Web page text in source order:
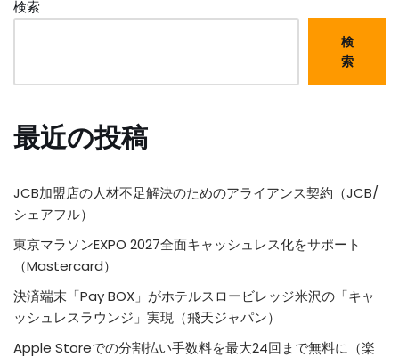
検索
検
索
最近の投稿
JCB加盟店の人材不足解決のためのアライアンス契約（JCB/
シェアフル）
東京マラソンEXPO 2027全面キャッシュレス化をサポート
（Mastercard）
決済端末「Pay BOX」がホテルスロービレッジ米沢の「キャ
ッシュレスラウンジ」実現（飛天ジャパン）
Apple Storeでの分割払い手数料を最大24回まで無料に（楽